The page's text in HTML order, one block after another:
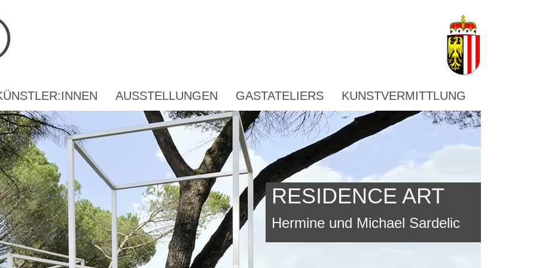
AUSSTELLUNGEN GASTATELIERS KUNSTVERMITTLUNG
RESIDENCE ART
Hermine und Michael Sardelic